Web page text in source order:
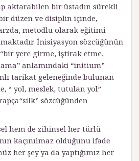
aktarabilen bir üstadın sürekli
düzen ve disiplin içinde,
metodlu olarak eğitimi
İnisiyasyon sözcüğünün
yere girme, iştirak etme,
anlamındaki “initium”
tarikat geleneğinde bulunan
“ yol, meslek, tutulan yol”
sözcüğünden
hem de zihinsel her türlü
kaçınılmaz olduğunu ifade
her şey ya da yaptığımız her